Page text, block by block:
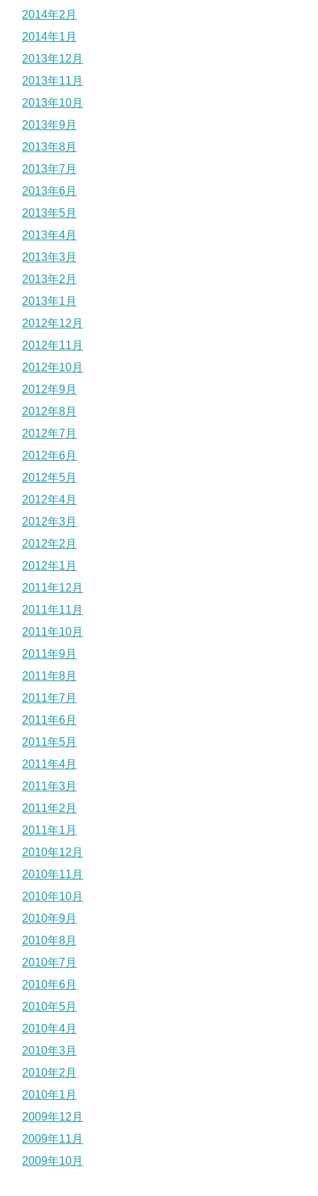
2014年2月
2014年1月
2013年12月
2013年11月
2013年10月
2013年9月
2013年8月
2013年7月
2013年6月
2013年5月
2013年4月
2013年3月
2013年2月
2013年1月
2012年12月
2012年11月
2012年10月
2012年9月
2012年8月
2012年7月
2012年6月
2012年5月
2012年4月
2012年3月
2012年2月
2012年1月
2011年12月
2011年11月
2011年10月
2011年9月
2011年8月
2011年7月
2011年6月
2011年5月
2011年4月
2011年3月
2011年2月
2011年1月
2010年12月
2010年11月
2010年10月
2010年9月
2010年8月
2010年7月
2010年6月
2010年5月
2010年4月
2010年3月
2010年2月
2010年1月
2009年12月
2009年11月
2009年10月